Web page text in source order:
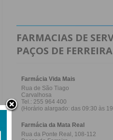
FARMACIAS DE
PAÇOS DE FERREIRA